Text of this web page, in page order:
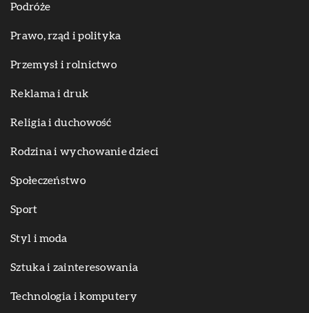
Podróże
Prawo, rząd i polityka
Przemysł i rolnictwo
Reklama i druk
Religia i duchowość
Rodzina i wychowanie dzieci
Społeczeństwo
Sport
Styl i moda
Sztuka i zainteresowania
Technologia i komputery